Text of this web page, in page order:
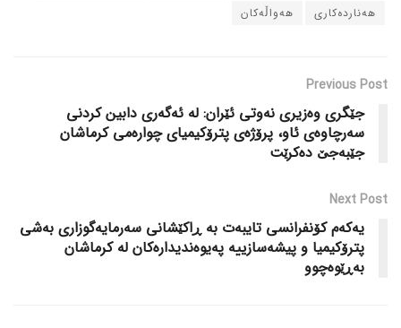
هه‌نارده‌کاری
هه‌واڵه‌کان
Previous Post
جێگری وه‌زیری نه‌وتی ئێران: له‌ ئه‌گه‌ری دابین کردنی
سه‌رچاوه‌ی ئاو، پرۆژه‌ی پترۆکیمیای چواره‌می کرماشان
جێبه‌جێ ده‌کرێت
Next Post
یه‌که‌م کۆنفرانسی تایبه‌ت به‌ ڕاکێشانی سه‌رمایه‌گوزاری به‌شی
پترۆکیمیا و پیشه‌سازییه‌ په‌یوه‌ندیداره‌کان له‌ کرماشان
به‌ڕێوه‌چوو